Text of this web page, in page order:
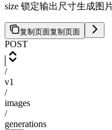
size 锁定输出尺寸生成图
复制页面复制页面
POST
/
v1
/
images
/
generations